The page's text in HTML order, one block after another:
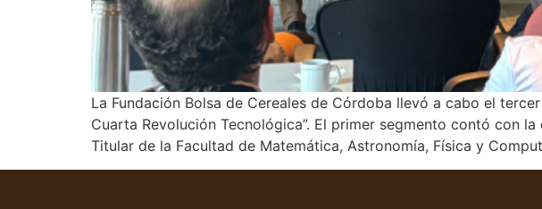
La Fundación Bolsa de Cereales de Córdoba llevó a cabo el
Cuarta Revolución Tecnológica”. El primer segmento contó con
Titular de la Facultad de Matemática, Astronomía, Física y